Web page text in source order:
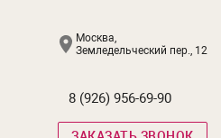
Москва,
Земледельческий пер., 12
8 (926) 956-69-90